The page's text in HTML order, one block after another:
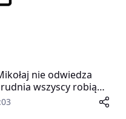
nie odwiedza
wszyscy robią
i przy stole suto
wydaje się być bardzo